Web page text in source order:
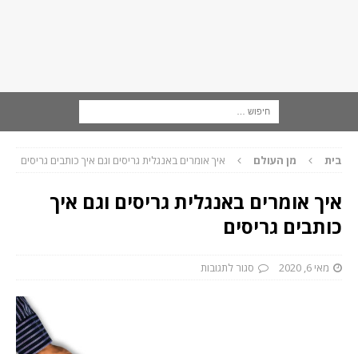
בית מן העולם איך אומרים באנגלית גריסים וגם איך כותבים גריסים
איך אומרים באנגלית גריסים וגם איך
כותבים גריסים
מאי 6, 2020 סגור לתגובות